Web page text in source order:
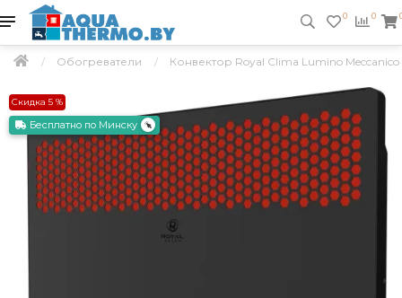
0 0
Обогреватели Конвектор Royal Clima Lumino
Скидка 5 %
Бесплатно по Минску